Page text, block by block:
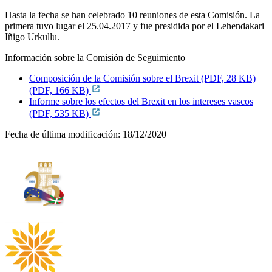
Hasta la fecha se han celebrado 10 reuniones de esta Comisión. La
primera tuvo lugar el 25.04.2017 y fue presidida por el Lehendakari
Iñigo Urkullu.
Información sobre la Comisión de Seguimiento
Composición de la Comisión sobre el Brexit (PDF, 28 KB)
(PDF, 166 KB)
Informe sobre los efectos del Brexit en los intereses vascos
(PDF, 535 KB)
Fecha de última modificación: 18/12/2020